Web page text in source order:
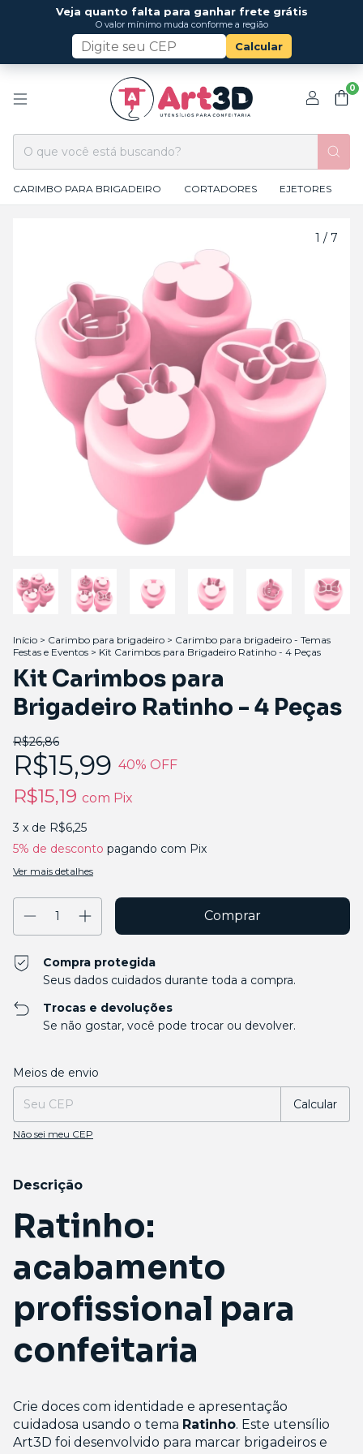
Veja quanto falta para ganhar frete grátis
O valor mínimo muda conforme a região
Calcular
0
CARIMBO PARA BRIGADEIRO CORTADORES EJETORES
1 / 7
Início > Carimbo para brigadeiro > Carimbo para brigadeiro - Temas
Festas e Eventos > Kit Carimbos para Brigadeiro Ratinho - 4 Peças
Kit Carimbos para
Brigadeiro Ratinho - 4 Peças
R$26,86
R$15,99 40% OFF
R$15,19 com Pix
3 x de R$6,25
5% de desconto pagando com Pix
Ver mais detalhes
Compra protegida
Seus dados cuidados durante toda a compra.
Trocas e devoluções
Se não gostar, você pode trocar ou devolver.
Entregas para o CEP:
Meios de envio
Calcular
Não sei meu CEP
Descrição
Ratinho:
acabamento
profissional para
confeitaria
Crie doces com identidade e apresentação
cuidadosa usando o tema Ratinho. Este utensílio
Art3D foi desenvolvido para marcar brigadeiros e